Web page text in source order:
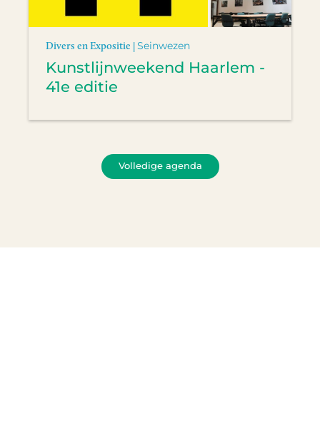
Divers en Expositie |Seinwezen
Kunstlijnweekend Haarlem -
41e editie
Volledige agenda